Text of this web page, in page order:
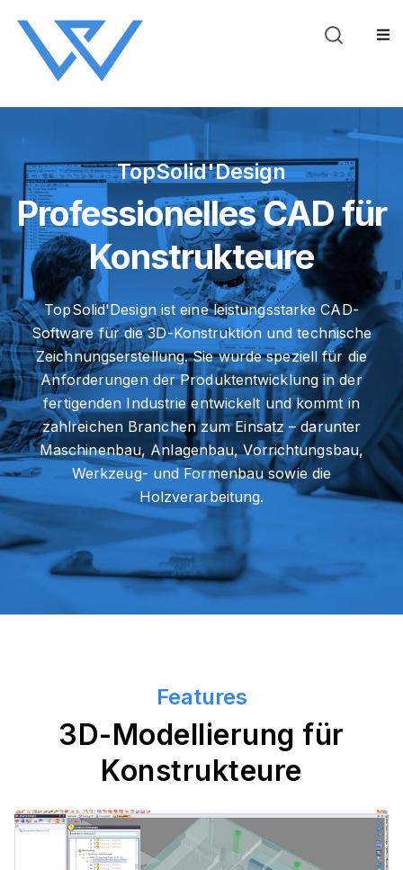
Blog
Über WeSt
TopSolid'Design
Professionelles CAD für
Konstrukteure
TopSolid'Design ist eine leistungsstarke CAD-
Software für die 3D-Konstruktion und technische
Zeichnungserstellung. Sie wurde speziell für die
Anforderungen der Produktentwicklung in der
fertigenden Industrie entwickelt und kommt in
zahlreichen Branchen zum Einsatz – darunter
Maschinenbau, Anlagenbau, Vorrichtungsbau,
Werkzeug- und Formenbau sowie die
Holzverarbeitung.
Features
3D-Modellierung für
Konstrukteure